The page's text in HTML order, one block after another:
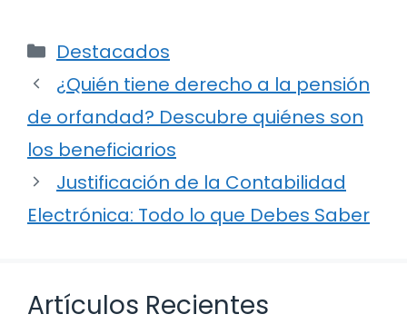
Categorías
Destacados
¿Quién tiene derecho a la pensión
de orfandad? Descubre quiénes son
los beneficiarios
Justificación de la Contabilidad
Electrónica: Todo lo que Debes Saber
Artículos Recientes